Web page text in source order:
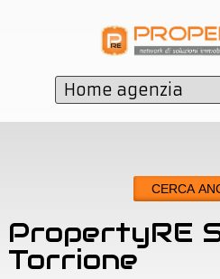
CERCA
PropertyRE
Torrione